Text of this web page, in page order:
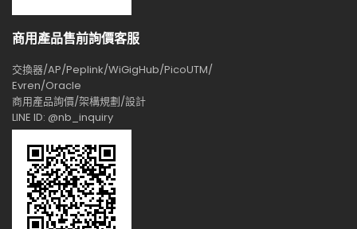
商用產品售前詢價客服
交換器/AP/Peplink/WiGigHub/PicoUTM/
Evren/Oracle
商用產品詢價/架構規劃/設計
LINE ID: @nb_inquiry